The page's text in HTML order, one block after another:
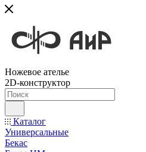
Ножевое ателье
2D-конструктор
Каталог
Универсальные
Бекас